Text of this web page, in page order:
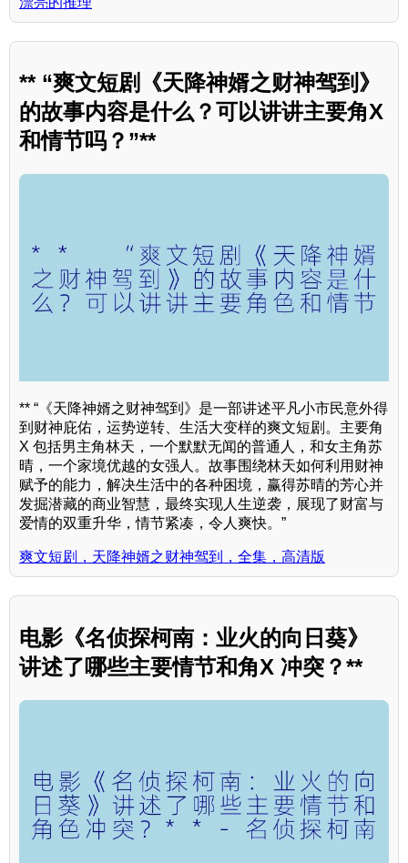
** “爽文短剧《天降神婿之财神驾到》
的故事内容是什么？可以讲讲主要角X
和情节吗？”**
** “《天降神婿之财神驾到》是一部讲述平凡小市民意外得
到财神庇佑，运势逆转、生活大变样的爽文短剧。主要角
X 包括男主角林天，一个默默无闻的普通人，和女主角苏
晴，一个家境优越的女强人。故事围绕林天如何利用财神
赋予的能力，解决生活中的各种困境，赢得苏晴的芳心并
发掘潜藏的商业智慧，最终实现人生逆袭，展现了财富与
爱情的双重升华，情节紧凑，令人爽快。”
爽文短剧，天降神婿之财神驾到，全集，高清版
电影《名侦探柯南：业火的向日葵》
讲述了哪些主要情节和角X 冲突？**